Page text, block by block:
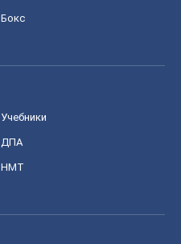
Бокс
Учебники
ДПА
НМТ